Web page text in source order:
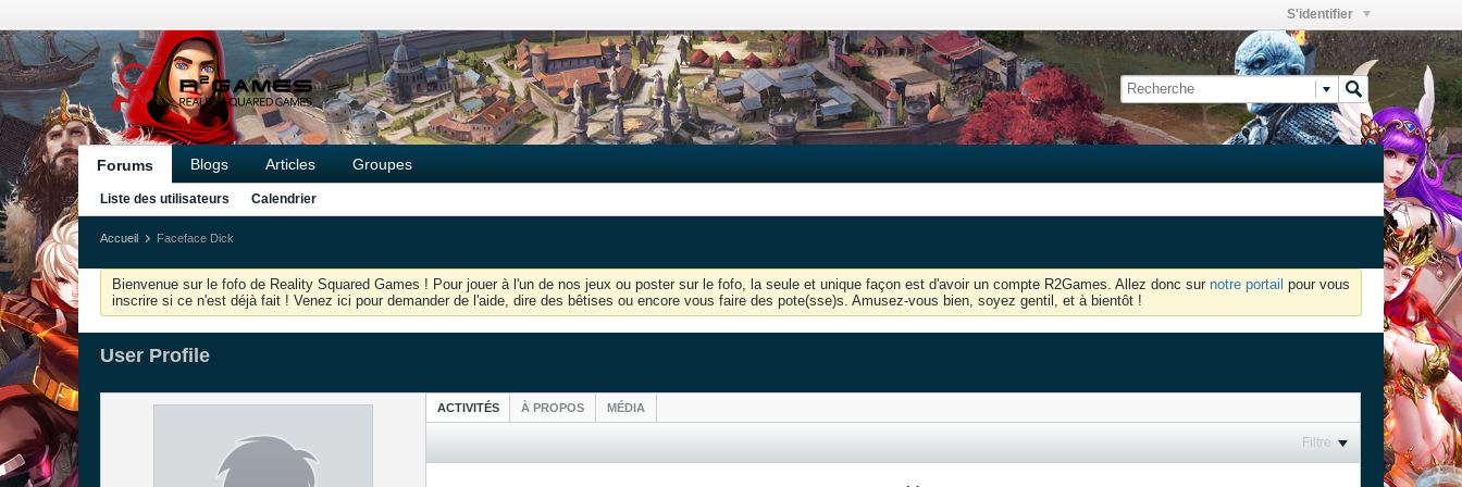
S'identifier
Forums Blogs Articles Groupes
Liste des utilisateurs Calendrier
Accueil Faceface Dick
Bienvenue sur le fofo de Reality Squared Games ! Pour jouer à l'un de nos jeux ou poster sur le fofo, la seule et unique façon est d'avoir un compte R2Games. Allez donc sur notre portail pour vous
inscrire si ce n'est déjà fait ! Venez ici pour demander de l'aide, dire des bêtises ou encore vous faire des pote(sse)s. Amusez-vous bien, soyez gentil, et à bientôt !
User Profile
ACTIVITÉS À PROPOS MÉDIA
Filtre